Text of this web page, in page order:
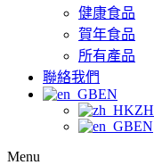
健康食品
賀年食品
所有產品
聯絡我們
EN
ZH
EN
Menu